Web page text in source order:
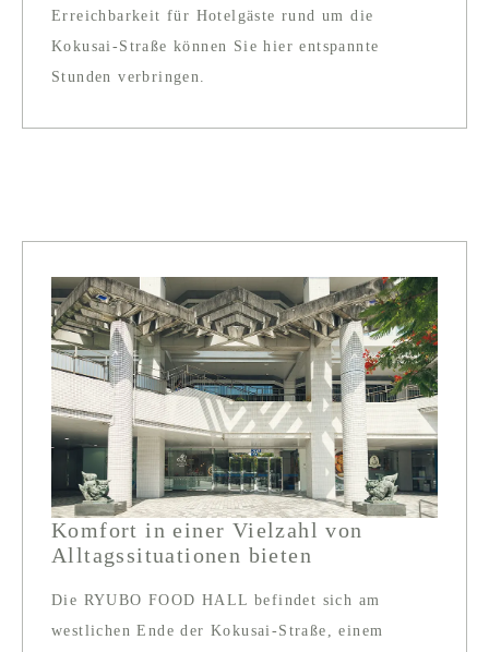
Erreichbarkeit für Hotelgäste rund um die
Kokusai-Straße können Sie hier entspannte
Stunden verbringen.
Komfort in einer Vielzahl von
Alltagssituationen bieten
Die RYUBO FOOD HALL befindet sich am
westlichen Ende der Kokusai-Straße, einem